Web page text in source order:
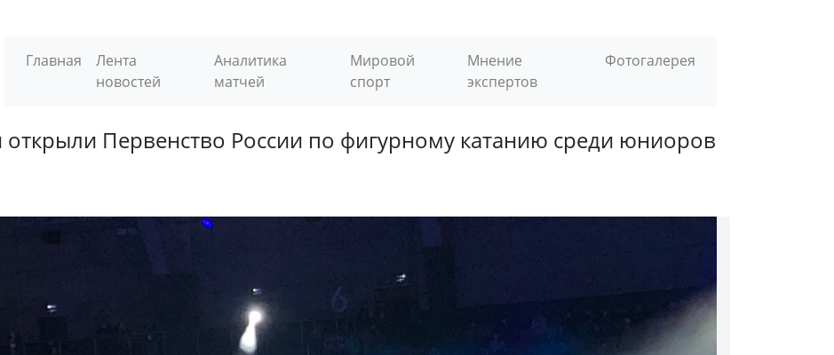
Главная
Лента
новостей
Аналитика
матчей
Мировой
спорт
Мнение
экспертов
Фотогалерея
Первенство России по фигурному катанию среди юниоров